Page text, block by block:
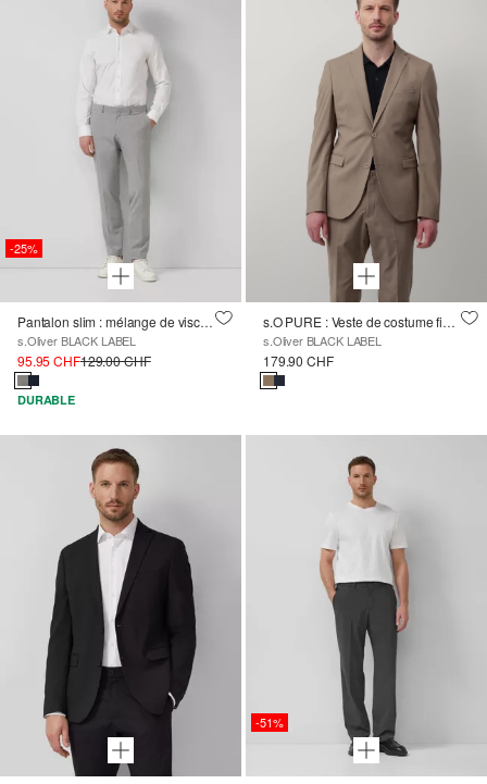
-25%
Pantalon slim : mélange de viscose
s.Oliver BLACK LABEL
95.95 CHF129.00 CHF
DURABLE
s.O PURE : Veste de costume fine en tissu extensible
s.Oliver BLACK LABEL
179.90 CHF
-51%